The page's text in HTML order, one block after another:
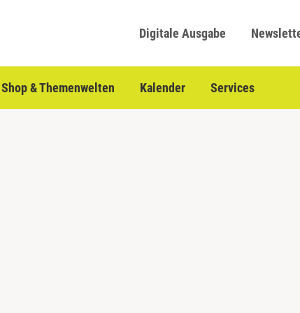
Digitale Ausgabe
Shop & Themenwelten Kalender Services